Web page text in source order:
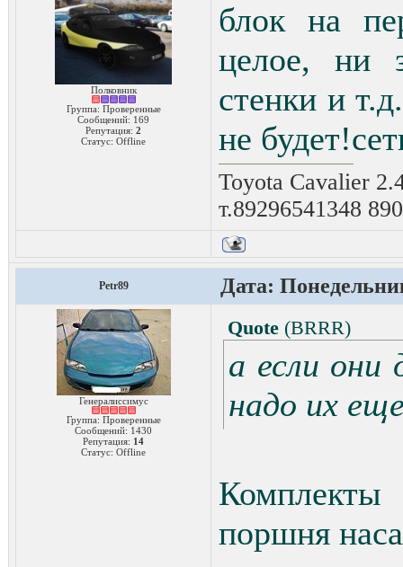
Полковник
Группа: Проверенные
Сообщений: 169
Репутация: 2
Статус: Offline
блок на
целое, ни
стенки и
не
Toyota Cavalier
т.89296541348
Petr89 Дата:
Генералиссимус
Группа: Проверенные
Сообщений: 1430
Репутация: 14
Статус: Offline
Quote (BRRR)
а если они
надо их
поршня